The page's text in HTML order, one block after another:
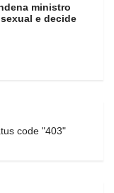
ministro
e decide
code "403"